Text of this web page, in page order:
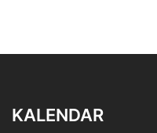
KALENDAR